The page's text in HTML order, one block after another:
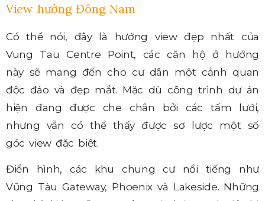
View hướng Đông Nam
Có thể nói, đây là hướng view đẹp nhất của
Vung Tau Centre Point, các căn hộ ở hướng
này sẽ mang đến cho cư dân một cảnh quan
độc đáo và đẹp mắt. Mặc dù công trình dự án
hiện đang được che chắn bởi các tấm lưới,
nhưng vẫn có thể thấy được sơ lược một số
góc view đặc biệt.
Điển hình, các khu chung cư nổi tiếng như
Vũng Tàu Gateway, Phoenix và Lakeside. Những